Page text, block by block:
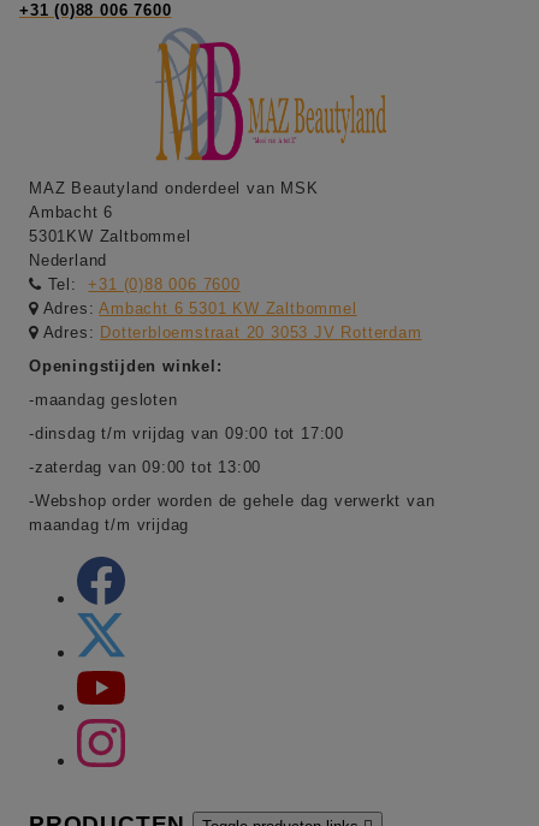
+31 (0)88 006 7600
MAZ Beautyland onderdeel van MSK
Ambacht 6
5301KW Zaltbommel
Nederland
Tel:
+31 (0)88 006 7600
Adres:Ambacht 6 5301 KW Zaltbommel
Adres: Dotterbloemstraat 20 3053 JV Rotterdam
Openingstijden winkel:
-maandag gesloten
-dinsdag t/m vrijdag van 09:00 tot 17:00
-zaterdag van 09:00 tot 13:00
-Webshop order worden de gehele dag verwerkt van
maandag t/m vrijdag